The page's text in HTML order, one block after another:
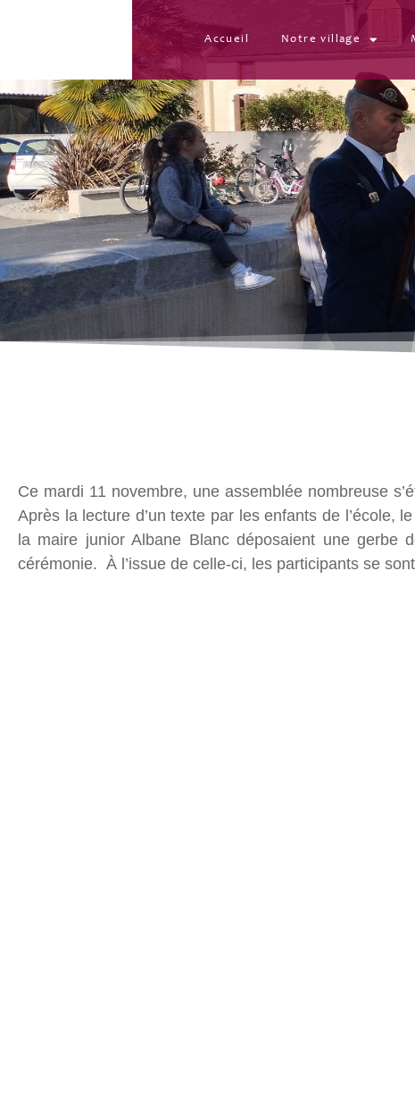
Accueil Notre village
Ce mardi 11 novembre, une assemblée nombreuse
Après la lecture d’un texte par les enfants de l’école,
la maire junior Albane Blanc déposaient une gerbe
cérémonie. À l’issue de celle-ci, les participants se